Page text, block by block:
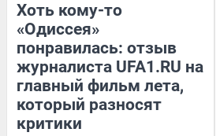
Хоть кому-то
«Одиссея»
понравилась: отзыв
журналиста UFA1.RU на
главный фильм лета,
который разносят
критики